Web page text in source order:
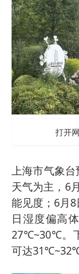
打开
上海市气象
天气为主，6
能见度；6月
日湿度偏高
27℃~30℃。
可达31℃~32℃